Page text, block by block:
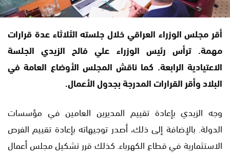
أقر مجلس الوزراء العراقي خلال جلسته الثلاثاء عدة قرارات
مهمة. ترأس رئيس الوزراء علي فالح الزيدي الجلسة
الاعتيادية الرابعة. كما ناقش المجلس الأوضاع العامة في
البلاد وأقر القرارات المدرجة بجدول الأعمال.
وجه الزيدي بإعادة تقييم المديرين العامين في مؤسسات
الدولة. بالإضافة إلى ذلك، أصدر توجيهاته بإعادة تقييم الفرص
الاستثمارية في قطاع الكهرباء. كذلك قرر تشكيل مجلس أعمال